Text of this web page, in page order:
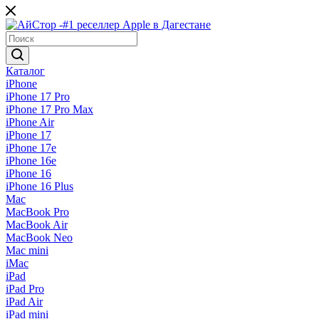
Каталог
iPhone
iPhone 17 Pro
iPhone 17 Pro Max
iPhone Air
iPhone 17
iPhone 17e
iPhone 16e
iPhone 16
iPhone 16 Plus
Mac
MacBook Pro
MacBook Air
MacBook Neo
Mac mini
iMac
iPad
iPad Pro
iPad Air
iPad mini